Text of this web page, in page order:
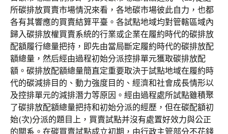
所碳排放買賣市場情況來看，各地碳市場彼此自力，也都
各有其響應的買賣結算平臺。各試點地域均對管轄區域內
歸入碳排放權買賣系統的行業或企業在履約時代的碳排放
配額履行總量把持，即先由當局斷定履約時代的碳排放配
額總量，然后經由過程初始分派控排單元獲取碳排放配
額。碳排放配額總量簡直定重要取決于試點地域在履約時
代的碳減排目的、動力強度目的、經濟和社會成長情形以
及控排單元的減排潛力等原因。經由過程處所試點雖積聚
了碳排放配額總量把持和初始分派的經歷，但在碳配額初
始(次)分派的題目上，買賣試點并沒有處置好效力與公正
的關系。在碳買賣試點成立初期，由行政主管部分不花錢